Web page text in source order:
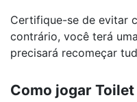
Certifique-se de evitar
contrário, você terá
precisará recomeçar
Como jogar Toilet